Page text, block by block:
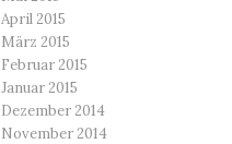
April 2015
März 2015
Februar 2015
Januar 2015
Dezember 2014
November 2014